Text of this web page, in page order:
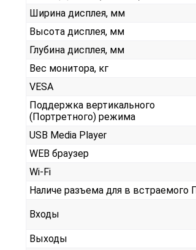
Ширина дисплея, мм
Высота дисплея, мм
Глубина дисплея, мм
Вес монитора, кг
VESA
Поддержка вертикального
(Портретного) режима
USB Media Player
WEB браузер
Wi-Fi
Наличе разъема для в встраемого
Входы
Выходы